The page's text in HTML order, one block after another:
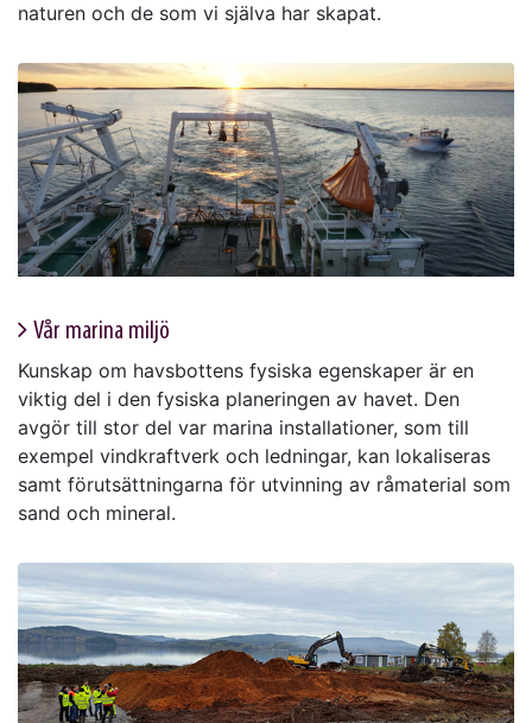
naturen och de som vi själva har skapat.
Vår marina miljö
Kunskap om havsbottens fysiska egenskaper är en
viktig del i den fysiska planeringen av havet. Den
avgör till stor del var marina installationer, som till
exempel vindkraftverk och ledningar, kan lokaliseras
samt förutsättningarna för utvinning av råmaterial som
sand och mineral.